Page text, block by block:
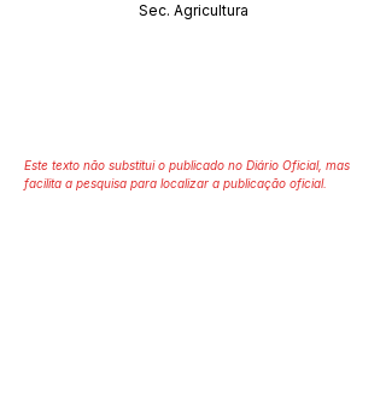
Sec. Agricultura
Este texto não substitui o publicado no Diário Oficial, mas
facilita a pesquisa para localizar a publicação oficial.